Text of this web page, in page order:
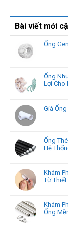
Bài viết mới
Ống
Ống
Lợi Cho
Giá
Ống
Hệ
Khám
Từ Thiết
Khám
Ống